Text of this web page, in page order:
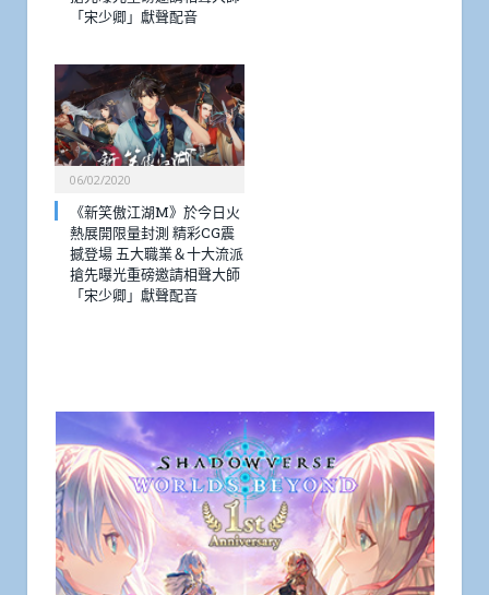
「宋少卿」獻聲配音
06/02/2020
《新笑傲江湖M》於今日火
熱展開限量封測 精彩CG震
撼登場 五大職業＆十大流派
搶先曝光重磅邀請相聲大師
「宋少卿」獻聲配音